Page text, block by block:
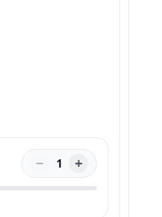
− 1 +